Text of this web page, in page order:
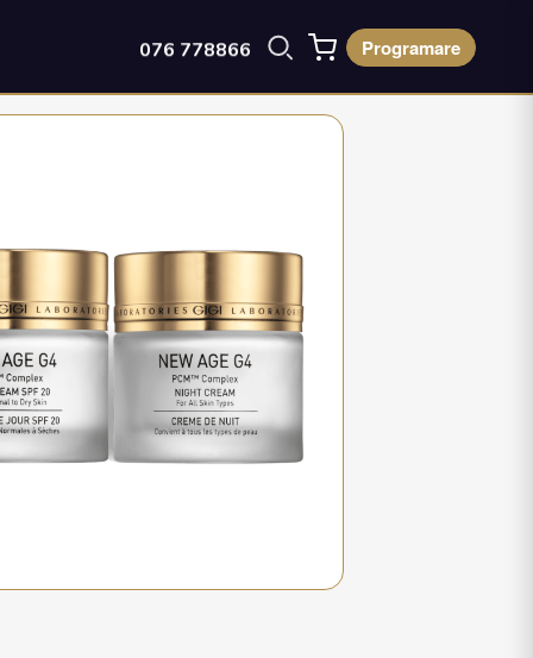
076 778866 Programare